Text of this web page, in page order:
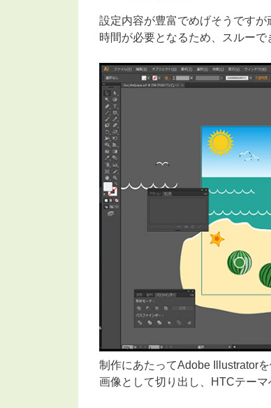
設定内容が豊富でめげそうです
時間が必要となるため、スルーで
制作にあたってAdobe Illustrator
画像として切り出し、HTCテーマ